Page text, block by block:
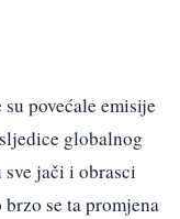
su povećale emisije
globalnog
jači i obrasci
se ta promjena